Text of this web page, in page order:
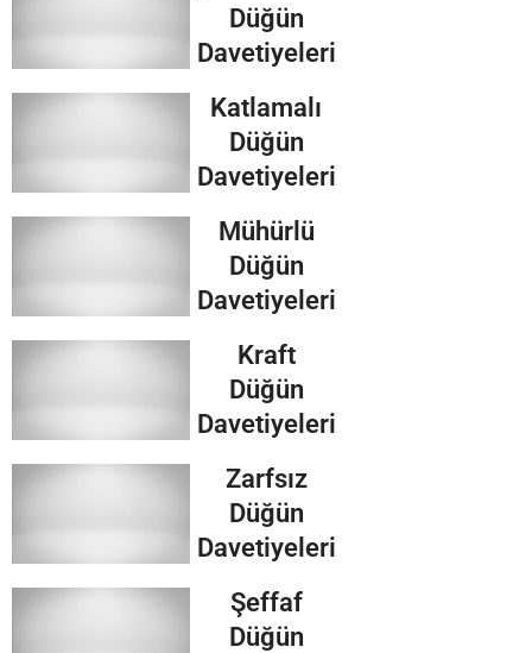
Düğün
Davetiyeleri
Katlamalı
Düğün
Davetiyeleri
Mühürlü
Düğün
Davetiyeleri
Kraft
Düğün
Davetiyeleri
Zarfsız
Düğün
Davetiyeleri
Şeffaf
Düğün